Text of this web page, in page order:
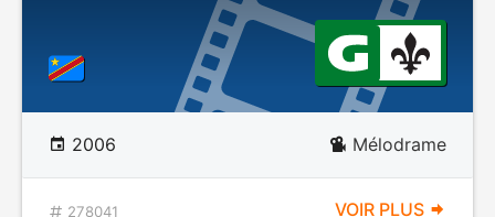
2006 Mélodrame
278041 VOIR PLUS